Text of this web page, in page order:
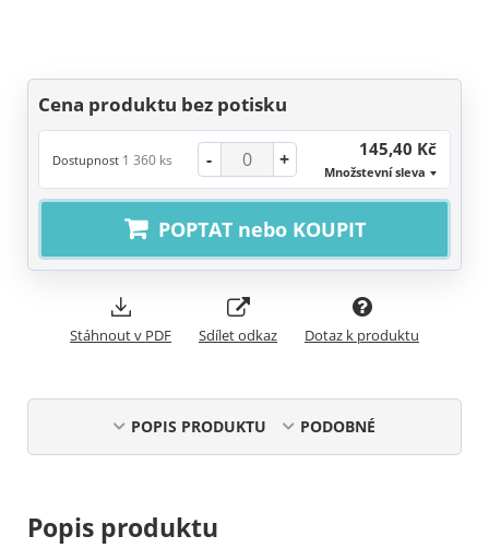
Cena produktu bez potisku
Dostupnost 1 360 ks - + 145,40 Kč
Množstevní sleva
POPTAT nebo KOUPIT
Stáhnout v PDF Sdílet odkaz Dotaz k produktu
POPIS PRODUKTU PODOBNÉ
Popis produktu